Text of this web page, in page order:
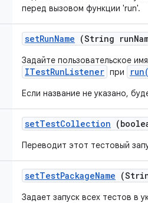
перед вызовом функции 'run'.
setRunName (String run
Задайте пользовательское
ITestRunListener при
Если название не указано,
setTestCollection
Переводит этот тестовый
setTestPackageName
Задает запуск всех тестов в